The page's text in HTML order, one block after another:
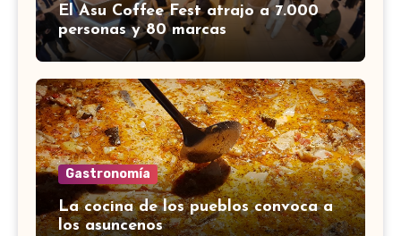
El Asu Coffee Fest atrajo a 7.000
personas y 80 marcas
Gastronomía
La cocina de los pueblos convoca a
los asuncenos